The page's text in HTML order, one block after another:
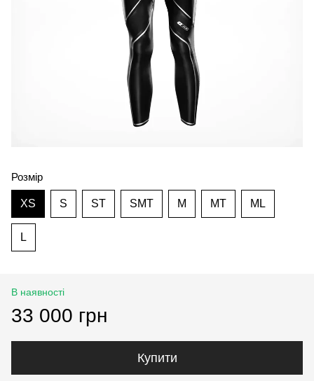
Розмір
XS S ST SMT M MT ML
L
В наявності
33 000 грн
Купити